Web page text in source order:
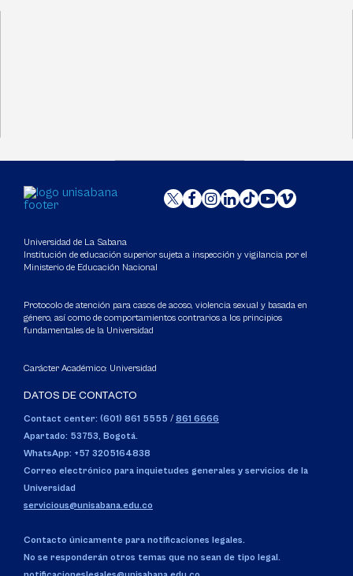
Universidad de La Sabana
Institución de educación superior sujeta a inspección y vigilancia por el
Ministerio de Educación Nacional
Protocolo de atención para casos de acoso, violencia sexual y basada en
género, así como de comportamientos contrarios a los principios
fundamentales de la Universidad
Carácter Académico: Universidad
DATOS DE CONTACTO
Contact center: (601) 861 5555 / 861 6666
Apartado: 53753, Bogotá.
WhatsApp: +57 3205164838
Correo electrónico para inquietudes generales y servicios de la
Universidad
servicious@unisabana.edu.co
Contacto únicamente para notificaciones legales.
No se responderán otros temas que no sean de tipo legal.